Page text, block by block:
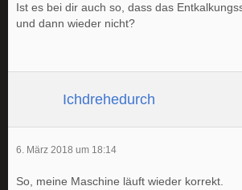
Ist es bei dir auch so, dass das
und dann wieder nicht?
Ichdrehedurch
6. März 2018 um 18:14
So, meine Maschine läuft wieder korrekt.